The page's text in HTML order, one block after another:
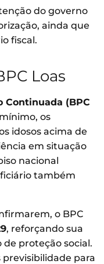
do governo
ainda que
fiscal.
Loas
Continuada (BPC
os
idosos acima de
em situação
nacional
também
o BPC
, reforçando sua
proteção social.
para